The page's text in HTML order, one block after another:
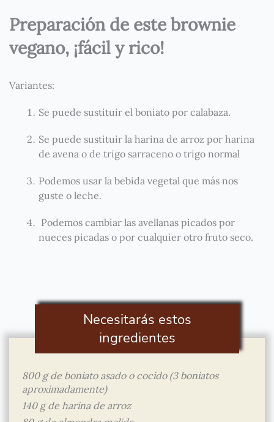
Preparación de este brownie
vegano, ¡fácil y rico!
Variantes:
Se puede sustituir el boniato por calabaza.
Se puede sustituir la harina de arroz por harina
de avena o de trigo sarraceno o trigo normal
Podemos usar la bebida vegetal que más nos
guste o leche.
Podemos cambiar las avellanas picados por
nueces picadas o por cualquier otro fruto seco.
Necesitarás estos
ingredientes
800 g de boniato asado o cocido (3 boniatos
aproximadamente)
140 g de harina de arroz